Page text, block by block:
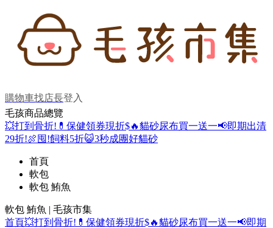
購物車找店長登入
毛孩商品總覽
💥打到骨折! 💊保健領券現折$🔥貓砂尿布買一送一📢即期出清
29折!🍖囤!飼料5折😺3秒成團好貓砂
首頁
軟包
軟包 鮪魚
軟包 鮪魚 | 毛孩市集
首頁💥打到骨折! 💊保健領券現折$🔥貓砂尿布買一送一📢即期